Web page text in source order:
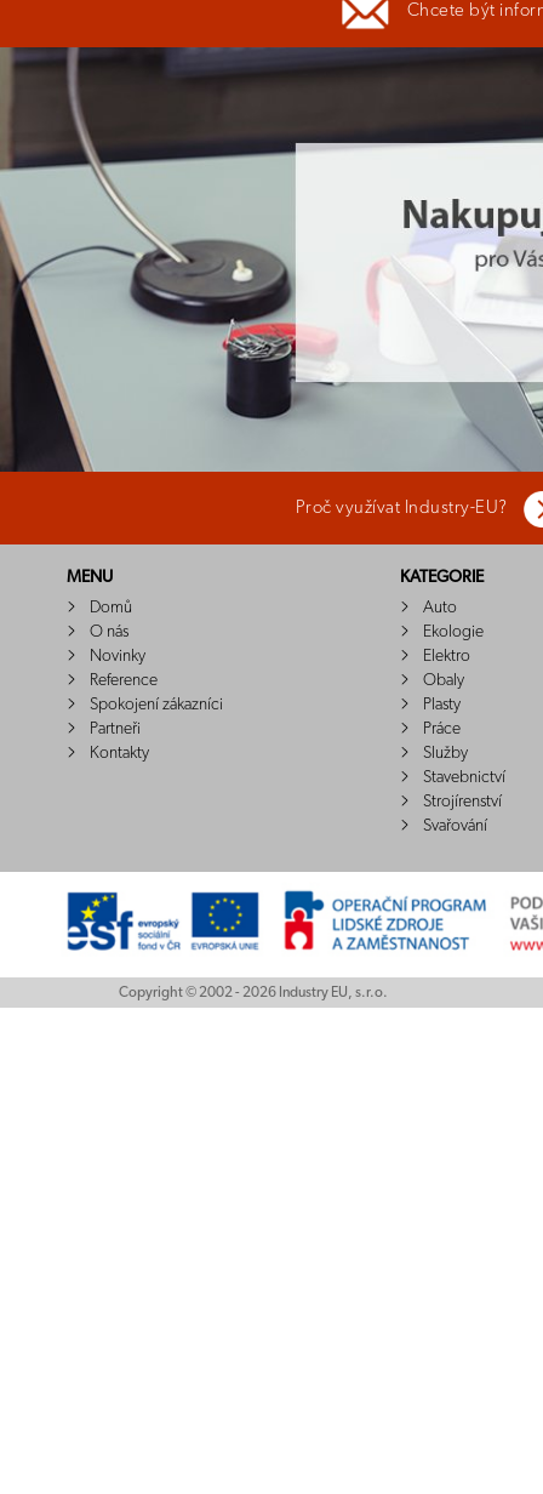
Chcete být
Proč využívat Industry-EU?
MENU
Domů
O nás
Novinky
Reference
Spokojení zákazníci
Partneři
Kontakty
KATEGORIE
Auto
Ekologie
Elektro
Obaly
Plasty
Práce
Služby
Stavebnictví
Strojírenství
Svařování
Copyright © 2002 - 2026 Industry EU, s.r.o.